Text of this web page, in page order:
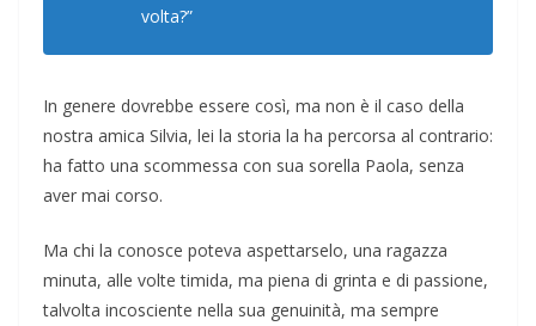
volta?”
In genere dovrebbe essere così, ma non è il caso della
nostra amica Silvia, lei la storia la ha percorsa al contrario:
ha fatto una scommessa con sua sorella Paola, senza
aver mai corso.
Ma chi la conosce poteva aspettarselo, una ragazza
minuta, alle volte timida, ma piena di grinta e di passione,
talvolta incosciente nella sua genuinità, ma sempre